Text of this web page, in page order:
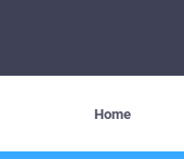
Home